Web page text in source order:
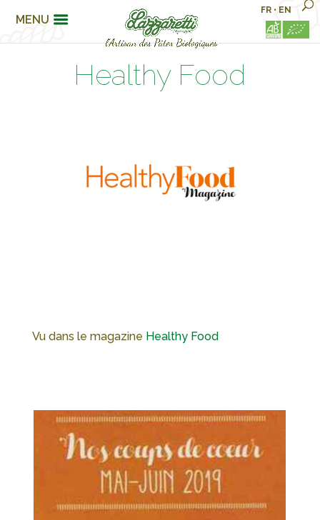
MENU
FR • EN
Healthy Food
Vu dans le magazine Healthy Food